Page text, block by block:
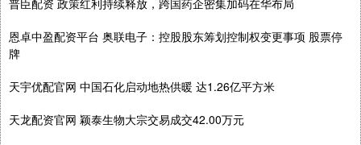
普臣配资 政策红利持续释放，跨国药企密集加码在华布局
恩卓中盈配资平台 奥联电子：控股股东筹划控制权变更事项 股票停
牌
天宇优配官网 中国石化启动地热供暖 达1.26亿平方米
天龙配资官网 颖泰生物大宗交易成交42.00万元